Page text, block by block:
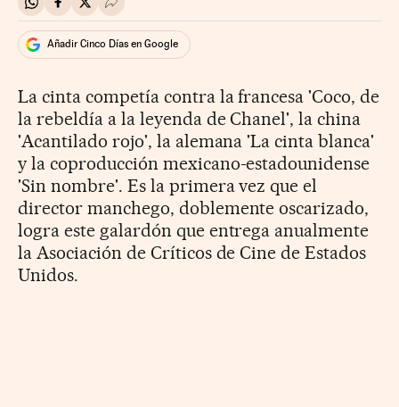
Compartir en Whatsapp
Compartir en Facebook
Compartir en Twitter
Desplegar Redes Sociales
Añadir Cinco Días en Google
La cinta competía contra la francesa 'Coco, de
la rebeldía a la leyenda de Chanel', la china
'Acantilado rojo', la alemana 'La cinta blanca'
y la coproducción mexicano-estadounidense
'Sin nombre'. Es la primera vez que el
director manchego, doblemente oscarizado,
logra este galardón que entrega anualmente
la Asociación de Críticos de Cine de Estados
Unidos.